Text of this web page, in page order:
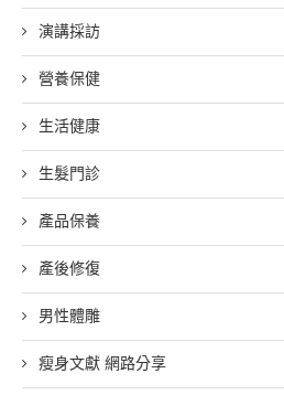
演講採訪
營養保健
生活健康
生髮門診
產品保養
產後修復
男性體雕
瘦身文獻 網路分享